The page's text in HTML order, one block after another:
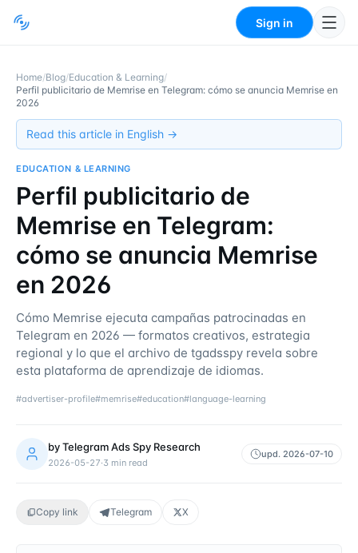
Sign in
Home/Blog/Education & Learning/
Perfil publicitario de Memrise en Telegram: cómo se anuncia Memrise en
2026
Read this article in English →
EDUCATION & LEARNING
Perfil publicitario de
Memrise en Telegram:
cómo se anuncia Memrise
en 2026
Cómo Memrise ejecuta campañas patrocinadas en
Telegram en 2026 — formatos creativos, estrategia
regional y lo que el archivo de tgadsspy revela sobre
esta plataforma de aprendizaje de idiomas.
#advertiser-profile#memrise#education#language-learning
byTelegram Ads Spy Research
2026-05-27·3 min read
upd. 2026-07-10
Copy link Telegram X